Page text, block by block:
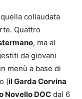
collaudata
Quattro
, ma al
da giovani
menù a base di
(il Garda Corvina
Novello DOC dal 6